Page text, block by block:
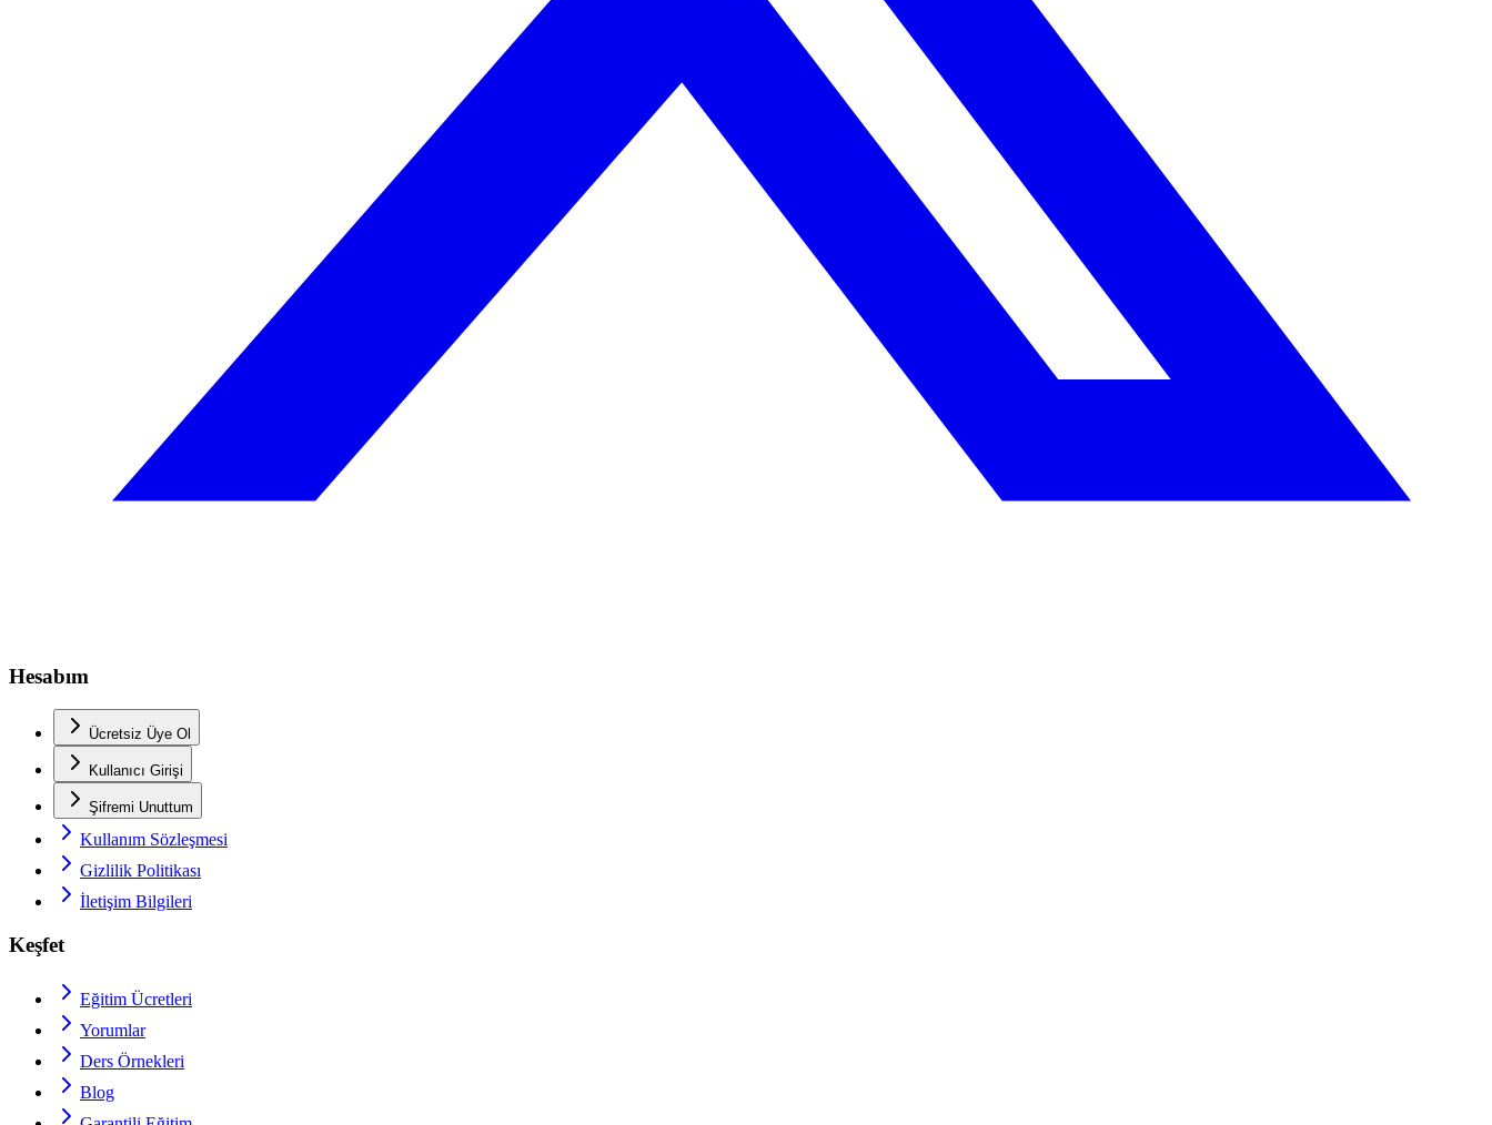
Hesabım
Ücretsiz Üye Ol
Kullanıcı Girişi
Şifremi Unuttum
Kullanım Sözleşmesi
Gizlilik Politikası
İletişim Bilgileri
Keşfet
Eğitim Ücretleri
Yorumlar
Ders Örnekleri
Blog